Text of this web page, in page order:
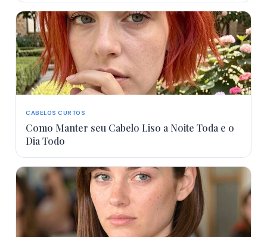
CABELOS CURTOS
Como Manter seu Cabelo Liso a Noite Toda e o
Dia Todo